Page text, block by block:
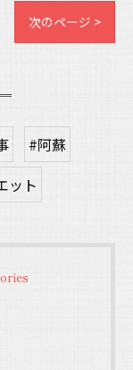
次のページ >
#阿蘇
ット